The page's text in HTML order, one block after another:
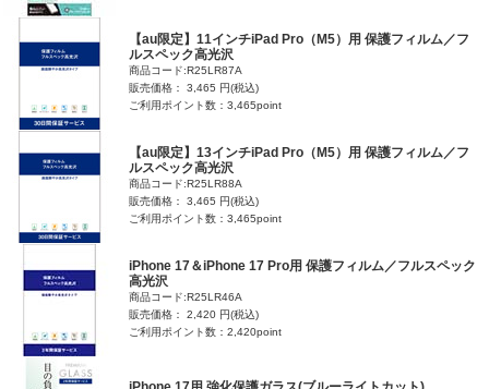
【au限定】11インチiPad Pro（M5）用 保護フィルム／フ
ルスペック高光沢
商品コード:R25LR87A
販売価格： 3,465 円(税込)
ご利用ポイント数：3,465point
【au限定】13インチiPad Pro（M5）用 保護フィルム／フ
ルスペック高光沢
商品コード:R25LR88A
販売価格： 3,465 円(税込)
ご利用ポイント数：3,465point
iPhone 17＆iPhone 17 Pro用 保護フィルム／フルスペック
高光沢
商品コード:R25LR46A
販売価格： 2,420 円(税込)
ご利用ポイント数：2,420point